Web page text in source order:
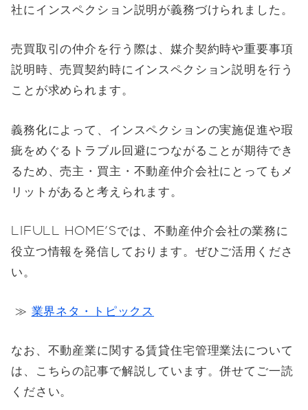
社にインスペクション説明が義務づけられました。
売買取引の仲介を行う際は、媒介契約時や重要事項
説明時、売買契約時にインスペクション説明を行う
ことが求められます。
義務化によって、インスペクションの実施促進や瑕
疵をめぐるトラブル回避につながることが期待でき
るため、売主・買主・不動産仲介会社にとってもメ
リットがあると考えられます。
LIFULL HOME'Sでは、不動産仲介会社の業務に
役立つ情報を発信しております。ぜひご活用くださ
い。
≫ 業界ネタ・トピックス
なお、不動産業に関する賃貸住宅管理業法について
は、こちらの記事で解説しています。併せてご一読
ください。